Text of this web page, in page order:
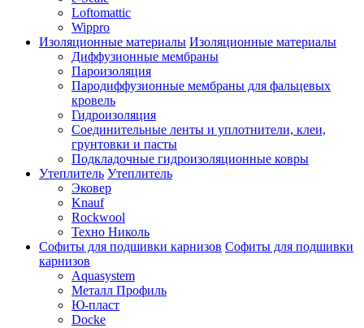
Loftomattic
Wippro
Изоляционные материалы Изоляционные материалы
Диффузионные мембраны
Пароизоляция
Пародиффузионные мембраны для фальцевых
кровель
Гидроизоляция
Соединительные ленты и уплотнители, клеи,
грунтовки и пасты
Подкладочные гидроизоляционные ковры
Утеплитель Утеплитель
Эковер
Knauf
Rockwool
Техно Николь
Софиты для подшивки карнизов Софиты для подшивки
карнизов
Aquasystem
Металл Профиль
Ю-пласт
Docke